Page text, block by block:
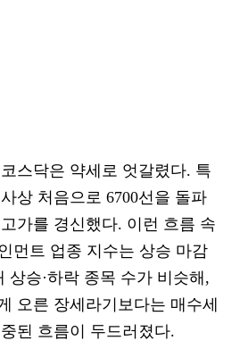
스닥은 약세로 엇갈렸다. 특
상 처음으로 6700선을 돌파
가를 경신했다. 이런 흐름 속
먼트 업종 지수는 상승 마감
상승·하락 종목 수가 비슷해,
오른 장세라기보다는 매수세
된 흐름이 두드러졌다.